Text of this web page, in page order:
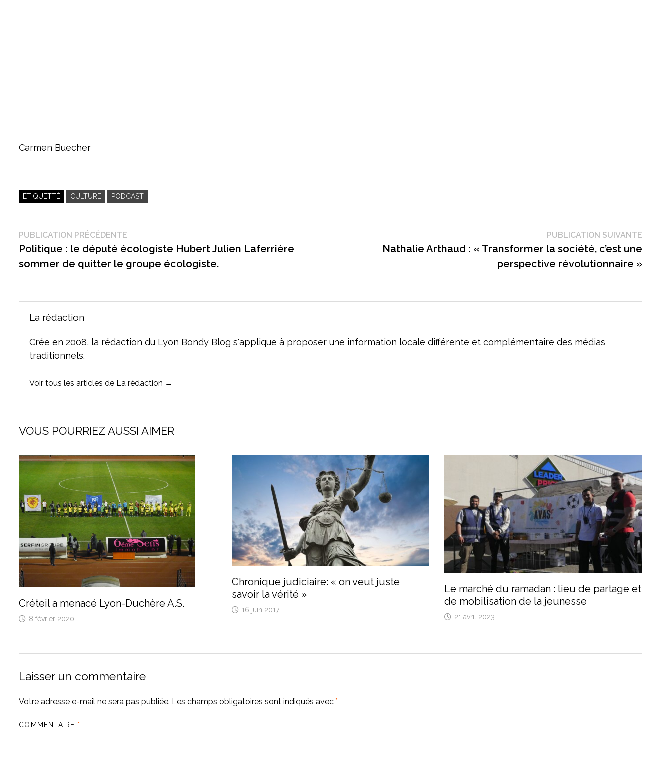
Carmen Buecher
ÉTIQUETTÉ CULTURE PODCAST
Navigation
de
PUBLICATION PRÉCÉDENTE
précédente :
Politique : le député écologiste Hubert Julien Laferrière
sommer de quitter le groupe écologiste.
PUBLICATION SUIVANTE
Nathalie Arthaud : « Transformer la société, c’est une
perspective révolutionnaire »
La rédaction
Crée en 2008, la rédaction du Lyon Bondy Blog s'applique à proposer une information locale différente et complémentaire des médias
traditionnels.
Voir tous les articles de La rédaction →
VOUS POURRIEZ AUSSI AIMER
Créteil a menacé Lyon-Duchère A.S.
8 février 2020
Chronique judiciaire: « on veut juste
savoir la vérité »
16 juin 2017
Le marché du ramadan : lieu de partage et
de mobilisation de la jeunesse
21 avril 2023
Laisser un commentaire
Votre adresse e-mail ne sera pas publiée. Les champs obligatoires sont indiqués avec*
COMMENTAIRE *